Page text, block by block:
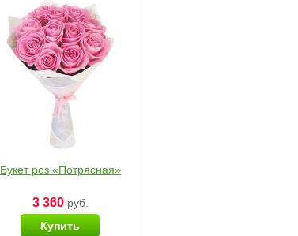
Букет роз «Потрясная»
3 360руб.
Купить